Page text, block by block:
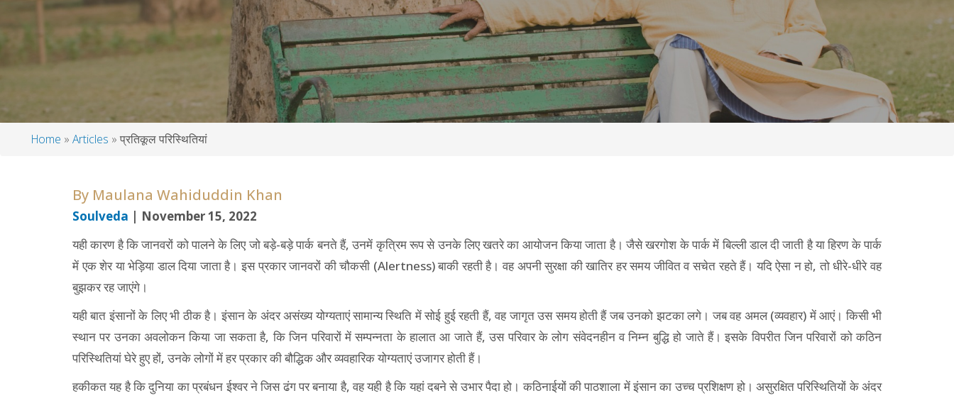
Home Articles प्रतिकूल परिस्थितियां
By Maulana Wahiduddin Khan
Soulveda | November 15, 2022
यही कारण है कि जानवरों को पालने के लिए जो बड़े-बड़े पार्क बनते हैं, उनमें कृत्रिम रूप से उनके लिए खतरे का आयोजन किया जाता है। जैसे खरगोश के पार्क में बिल्ली डाल दी जाती है या हिरण के पार्क
में एक शेर या भेड़िया डाल दिया जाता है। इस प्रकार जानवरों की चौकसी (Alertness) बाकी रहती है। वह अपनी सुरक्षा की खातिर हर समय जीवित व सचेत रहते हैं। यदि ऐसा न हो, तो धीरे-धीरे वह
बुझकर रह जाएंगे।
यही बात इंसानों के लिए भी ठीक है। इंसान के अंदर असंख्य योग्यताएं सामान्य स्थिति में सोई हुई रहती हैं, वह जागृत उस समय होती हैं जब उनको झटका लगे। जब वह अमल (व्यवहार) में आएं। किसी भी
स्थान पर उनका अवलोकन किया जा सकता है, कि जिन परिवारों में सम्पन्नता के हालात आ जाते हैं, उस परिवार के लोग संवेदनहीन व निम्न बुद्धि हो जाते हैं। इसके विपरीत जिन परिवारों को कठिन
परिस्थितियां घेरे हुए हों, उनके लोगों में हर प्रकार की बौद्धिक और व्यवहारिक योग्यताएं उजागर होती हैं।
हकीकत यह है कि दुनिया का प्रबंधन ईश्वर ने जिस ढंग पर बनाया है, वह यही है कि यहां दबने से उभार पैदा हो। कठिनाईयों की पाठशाला में इंसान का उच्च प्रशिक्षण हो। असुरक्षित परिस्थितियों के अंदर